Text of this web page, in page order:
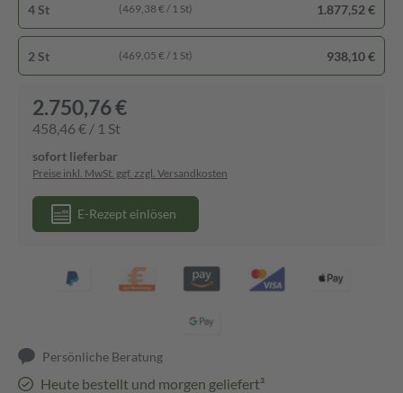
4 St (469,38 € / 1 St) 1.877,52 €
2 St (469,05 € / 1 St) 938,10 €
2.750,76 €
458,46 € / 1 St
sofort lieferbar
Preise inkl. MwSt. ggf. zzgl. Versandkosten
E-Rezept einlösen
Persönliche Beratung
Heute bestellt und morgen geliefert³